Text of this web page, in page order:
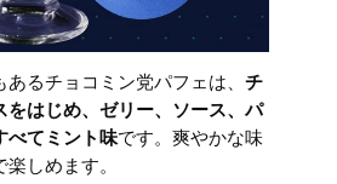
るチョコミン党パフェは、 チ
をはじめ、ゼリー、ソース、パ
べてミント味です。爽やかな味
しめます。